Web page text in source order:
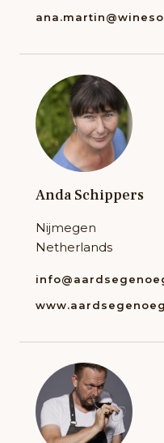
Anda Schippers
Nijmegen
Netherlands